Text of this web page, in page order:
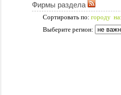
Фирмы раздела
Сортировать по: городу
Выберите регион: